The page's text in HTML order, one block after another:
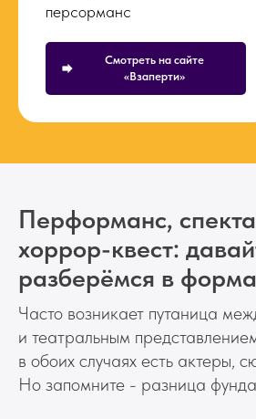
персорманс
Смотреть на сайте
«Взаперти»
Перформанс,
хоррор-квест:
разберёмся в
Часто возникает путаница
и театральным
в обоих случаях есть актеры,
Но запомните - разница